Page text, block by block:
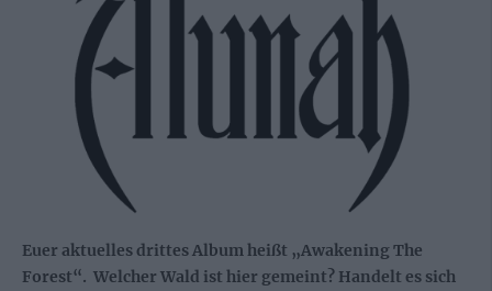
Euer aktuelles drittes Album heißt „Awakening The
Forest“. Welcher Wald ist hier gemeint? Handelt es sich